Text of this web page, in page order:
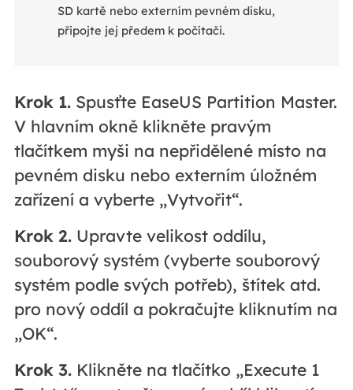
SD kartě nebo externím pevném disku,
připojte jej předem k počítači.
Krok 1.Spusťte EaseUS Partition Master.
V hlavním okně klikněte pravým
tlačítkem myši na nepřidělené místo na
pevném disku nebo externím úložném
zařízení a vyberte „Vytvořit“.
Krok 2.Upravte velikost oddílu,
souborový systém (vyberte souborový
systém podle svých potřeb), štítek atd.
pro nový oddíl a pokračujte kliknutím na
„OK“.
Krok 3.Klikněte na tlačítko „Execute 1